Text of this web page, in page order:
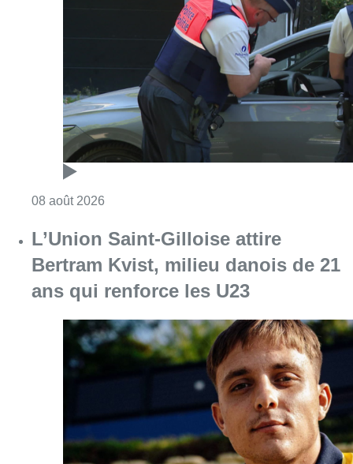
08 août 2026
L’Union Saint-Gilloise attire
Bertram Kvist, milieu danois de 21
ans qui renforce les U23